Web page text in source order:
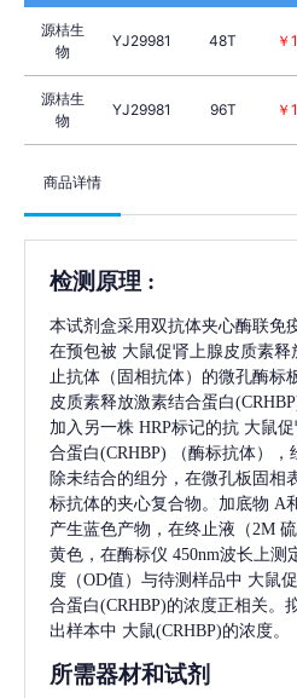
源桔生
物
YJ29981 48T
源桔生
物
YJ29981 96T ￥
商品详情
检测原理 :
本试剂盒采用双抗体夹心酶联免
在预包被 大鼠促肾上腺皮质素释
止抗体（固相抗体）的微孔酶标
皮质素释放激素结合蛋白
加入另一株 HRP标记的抗 大鼠
合蛋白(CRHBP)
（酶标抗体）
除未结合的组分，在微孔板固相
标抗体的夹心复合物。加底物 A
产生蓝色产物，在终止液（2M
黄色，在酶标仪 450nm波长上测
度（OD值）与待测样品中 大鼠
合蛋白(CRHBP)的浓度正相关。
出样本中 大鼠(CRHBP)的浓度。
所需器材和试剂